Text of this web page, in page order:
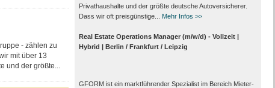
- zählen zu
mit über 13
und der größte...
Privathaushalte und der größte deutsche Autoversicherer.
Dass wir oft preisgünstige...
Mehr Infos >>
Real Estate Operations Manager (m/w/d) - Vollzeit |
Hybrid | Berlin / Frankfurt / Leipzig
GFORM ist ein marktführender Spezialist im Bereich Mieter-